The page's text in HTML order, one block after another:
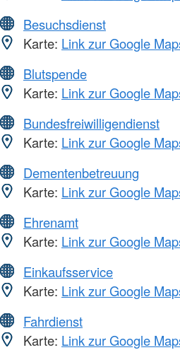
Besuchsdienst
Karte: Link zur Google
Blutspende
Karte: Link zur Google
Bundesfreiwilligendienst
Karte: Link zur Google
Dementenbetreuung
Karte: Link zur Google
Ehrenamt
Karte: Link zur Google
Einkaufsservice
Karte: Link zur Google
Fahrdienst
Karte: Link zur Google